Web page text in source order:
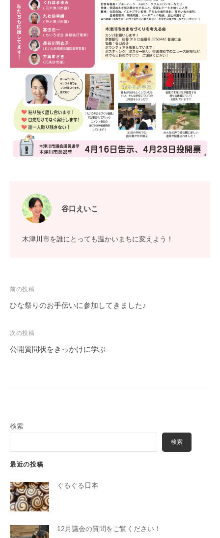
谷口えいこ
木津川市を誰にとっても温かいまちに変えよう！
投
稿
ビ
ゲ
前の投稿
ひな祭りのお手伝いに参加してきました♪
次の投稿
公開質問状をきっかけに学ぶ
検索
検索
最近の投稿
ぐるぐる日本
12月議会の質問をご覧ください！